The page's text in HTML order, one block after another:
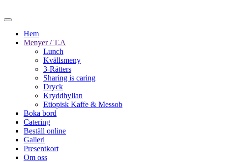
Hem
Menyer / T.A
Lunch
Kvällsmeny
3-Rätters
Sharing is caring
Dryck
Kryddhyllan
Etiopisk Kaffe & Messob
Boka bord
Catering
Beställ online
Galleri
Presentkort
Om oss